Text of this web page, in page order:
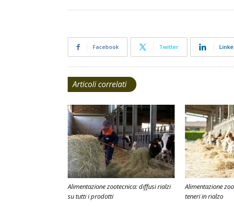
Facebook Twitter
Articoli correlati
Alimentazione zootecnica: diffusi rialzi
su tutti i prodotti
Alimentazione
teneri in rialzo